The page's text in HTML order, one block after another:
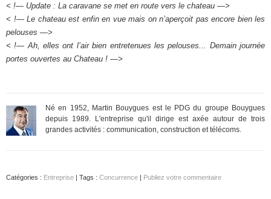
< !— Update : La caravane se met en route vers le chateau —>
< !— Le chateau est enfin en vue mais on n’aperçoit pas encore bien les
pelouses —>
< !— Ah, elles ont l’air bien entretenues les pelouses... Demain journée
portes ouvertes au Chateau ! —>
Né en 1952, Martin Bouygues est le PDG du groupe Bouygues
depuis 1989. L'entreprise qu'il dirige est axée autour de trois
grandes activités : communication, construction et télécoms.
Catégories : Entreprise | Tags : Concurrence | Publiez votre commentaire